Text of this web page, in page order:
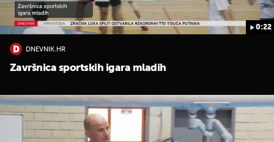
0:22
DNEVNIK.HR
Završnica sportskih igara mladih